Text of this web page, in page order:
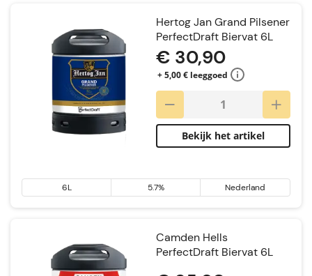
Hertog Jan Grand Pilsener
PerfectDraft Biervat 6L
€ 30,90
+ 5,00 € leeggoed
Bekijk het artikel
6L 5.7% Nederland
Camden Hells
PerfectDraft Biervat 6L